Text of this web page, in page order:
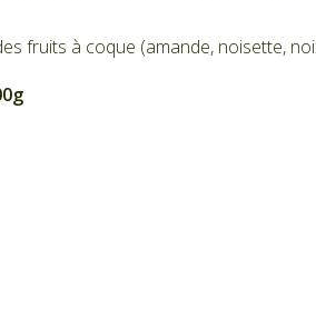
fruits à coque (amande, noisette,